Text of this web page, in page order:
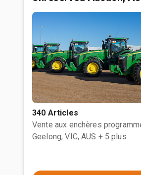
340 Articles
Vente aux enchères
Geelong, VIC, AUS + 5 plus